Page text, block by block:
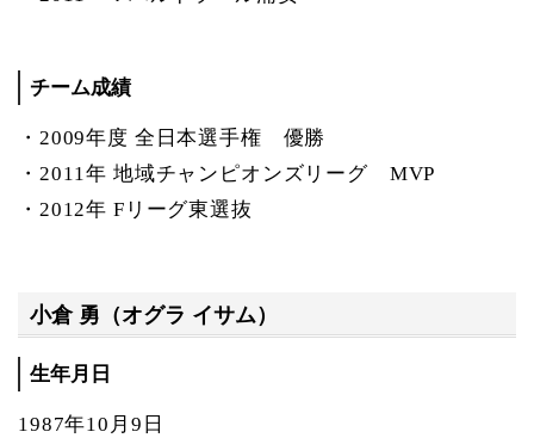
チーム成績
・2009年度 全日本選手権 優勝
・2011年 地域チャンピオンズリーグ MVP
・2012年 Fリーグ東選抜
小倉 勇（オグラ イサム）
生年月日
1987年10月9日